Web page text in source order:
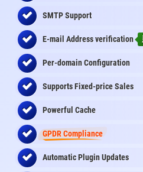
SMTP Support
E-mail Addressverification
Per-domain Configuration
Supports Fixed-price Sales
Powerful Cache
GPDR Compliance
Automatic Plugin Updates